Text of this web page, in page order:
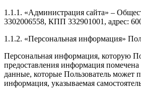
1.1.1. «Администрация сайта» –
3302006558, КПП 332901001, адрес:
1.1.2. «Персональная информация»
Персональная информация, которую
предоставления информация
данные, которые Пользователь может
информация, указываемая